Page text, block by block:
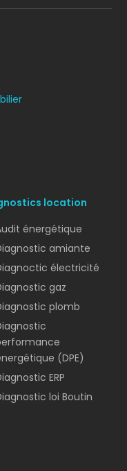
location
énergétique
amiante
électricité
gaz
plomb
(DPE)
ERP
loi Boutin